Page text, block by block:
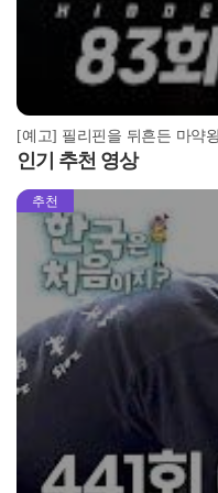
[예고] 필리핀을 뒤흔든 마약
인기 추천 영상
추천